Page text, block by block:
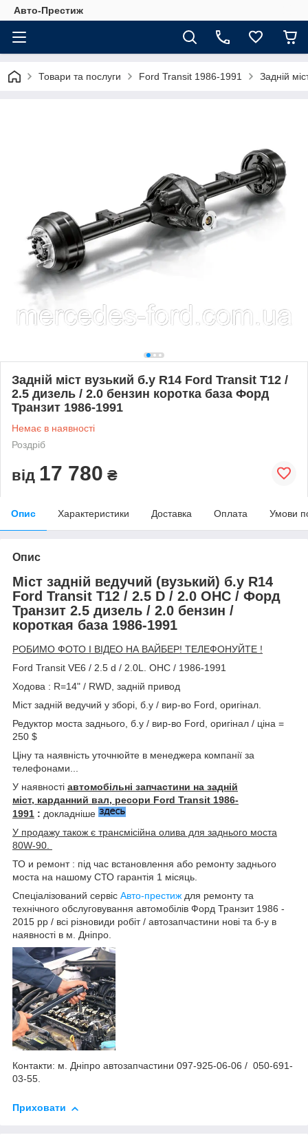
Авто-Престиж
Товари та послуги Ford Transit 1986-1991 Задній
Задній міст вузький б.у R14 Ford Transit Т12 /
2.5 дизель / 2.0 бензин коротка база Форд
Транзит 1986-1991
Немає в наявності
Роздріб
від 17 780 ₴
Опис Характеристики Доставка Оплата Умови
Опис
Міст задній ведучий (вузький) б.у R14
Ford Transit Т12 / 2.5 D / 2.0 OHC / Форд
Транзит 2.5 дизель / 2.0 бензин /
короткая база 1986-1991
РОБИМО ФОТО І ВІДЕО НА ВАЙБЕР! ТЕЛЕФОНУЙТЕ !
Ford Transit VE6 / 2.5 d / 2.0L. OHC / 1986-1991
Ходова : R=14" / RWD, задній привод
Міст задній ведучий у зборі, б.у / вир-во Ford, оригінал.
Редуктор моста заднього, б.у / вир-во Ford, оригінал / ціна =
250 $
Ціну та наявність уточнюйте в менеджера компанії за
телефонами...
У наявності автомобільні запчастини на задній
міст, карданний вал, ресори Ford Transit 1986-
1991 : докладніше
У продажу також є трансмісійна олива для заднього моста
80W-90.
ТО и ремонт : під час встановлення або ремонту заднього
моста на нашому СТО гарантія 1 місяць.
Спеціалізований сервіс Авто-престиж для ремонту та
технічного обслуговування автомобілів Форд Транзит 1986 -
2015 рр / всі різновиди робіт / автозапчастини нові та б-у в
наявності в м. Дніпро.
Контакти: м. Дніпро автозапчастини 097-925-06-06 / 050-691-
03-55.
Приховати